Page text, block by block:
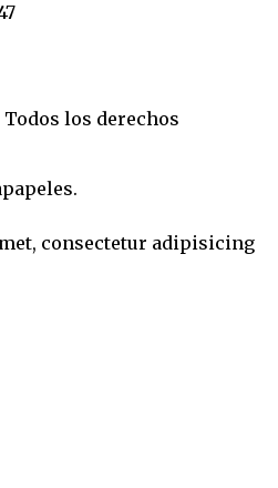
Todos los derechos
consectetur adipisicing